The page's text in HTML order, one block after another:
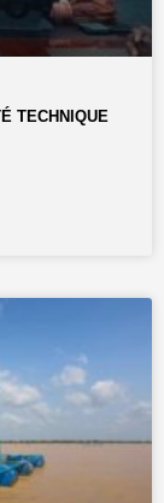
TECHNIQUE